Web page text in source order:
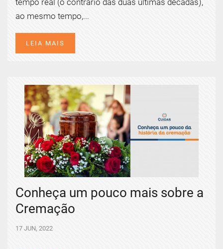
tempo real (o contrário das duas últimas décadas),
ao mesmo tempo,...
LEIA MAIS
Conheça um pouco mais sobre a
Cremação
17 JUN, 2022